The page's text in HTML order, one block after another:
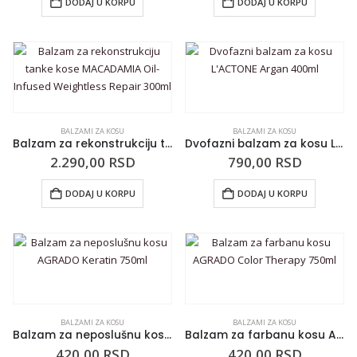
BALZAMI ZA KOSU
Balzam za rekonstrukciju tanke kose MACADAMIA Oil-Infused Weightless Repair 300ml
2.290,00 RSD
DODAJ U KORPU
BALZAMI ZA KOSU
Dvofazni balzam za kosu L’ACTONE Argan 400ml
790,00 RSD
DODAJ U KORPU
BALZAMI ZA KOSU
Balzam za neposlušnu kosu AGRADO Keratin 750ml
BALZAMI ZA KOSU
Balzam za farbanu kosu AGRADO Color Therapy 750ml